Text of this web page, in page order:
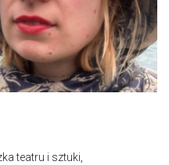
teatru i sztuki,